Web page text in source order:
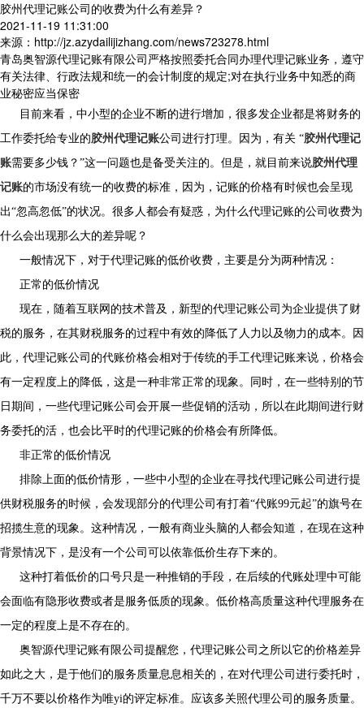
胶州代理记账公司的收费为什么有差异？
2021-11-19 11:31:00
来源：http://jz.azydailijizhang.com/news723278.html
青岛奥智源代理记账有限公司严格按照委托合同办理代理记账业务，遵守
有关法律、行政法规和统一的会计制度的规定;对在执行业务中知悉的商
业秘密应当保密
目前来看，中小型的企业不断的进行增加，很多发企业都是将财务的
工作委托给专业的胶州代理记账公司进行打理。因为，有关 “胶州代理记
账需要多少钱？”这一问题也是备受关注的。但是，就目前来说胶州代理
记账的市场没有统一的收费的标准，因为，记账的价格有时候也会呈现
出“忽高忽低”的状况。很多人都会有疑惑，为什么代理记账的公司收费为
什么会出现那么大的差异呢？
一般情况下，对于代理记账的低价收费，主要是分为两种情况：
正常的低价情况
现在，随着互联网的技术普及，新型的代理记账公司为企业提供了财
税的服务，在其财税服务的过程中有效的降低了人力以及物力的成本。因
此，代理记账公司的代账价格会相对于传统的手工代理记账来说，价格会
有一定程度上的降低，这是一种非常正常的现象。同时，在一些特别的节
日期间，一些代理记账公司会开展一些促销的活动，所以在此期间进行财
务委托的活，也会比平时的代理记账的价格会有所降低。
非正常的低价情况
排除上面的低价情形，一些中小型的企业在寻找代理记账公司进行提
供财税服务的时候，会发现部分的代理公司有打着“代账99元起”的旗号在
招揽生意的现象。这种情况，一般有商业头脑的人都会知道，在现在这种
背景情况下，是没有一个公司可以依靠低价生存下来的。
这种打着低价的口号只是一种推销的手段，在后续的代账处理中可能
会面临有隐形收费或者是服务低质的现象。低价格高质量这种代理服务在
一定的程度上是不存在的。
奥智源代理记账有限公司提醒您，代理记账公司之所以它的价格差异
如此之大，是于他们的服务质量息息相关的，在对代理公司进行委托时，
千万不要以价格作为唯yi的评定标准。应该多关照代理公司的服务质量。